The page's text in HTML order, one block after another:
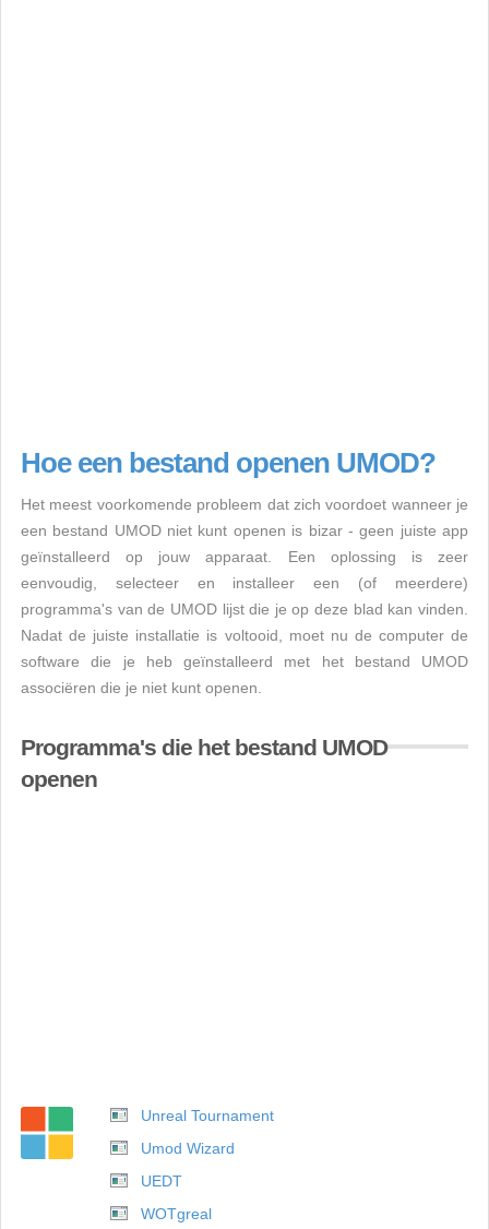
Hoe een bestand openen UMOD?
Het meest voorkomende probleem dat zich voordoet wanneer je
een bestand UMOD niet kunt openen is bizar - geen juiste app
geïnstalleerd op jouw apparaat. Een oplossing is zeer
eenvoudig, selecteer en installeer een (of meerdere)
programma's van de UMOD lijst die je op deze blad kan vinden.
Nadat de juiste installatie is voltooid, moet nu de computer de
software die je heb geïnstalleerd met het bestand UMOD
associëren die je niet kunt openen.
Programma's die het bestand UMOD
openen
Unreal Tournament
Umod Wizard
UEDT
WOTgreal